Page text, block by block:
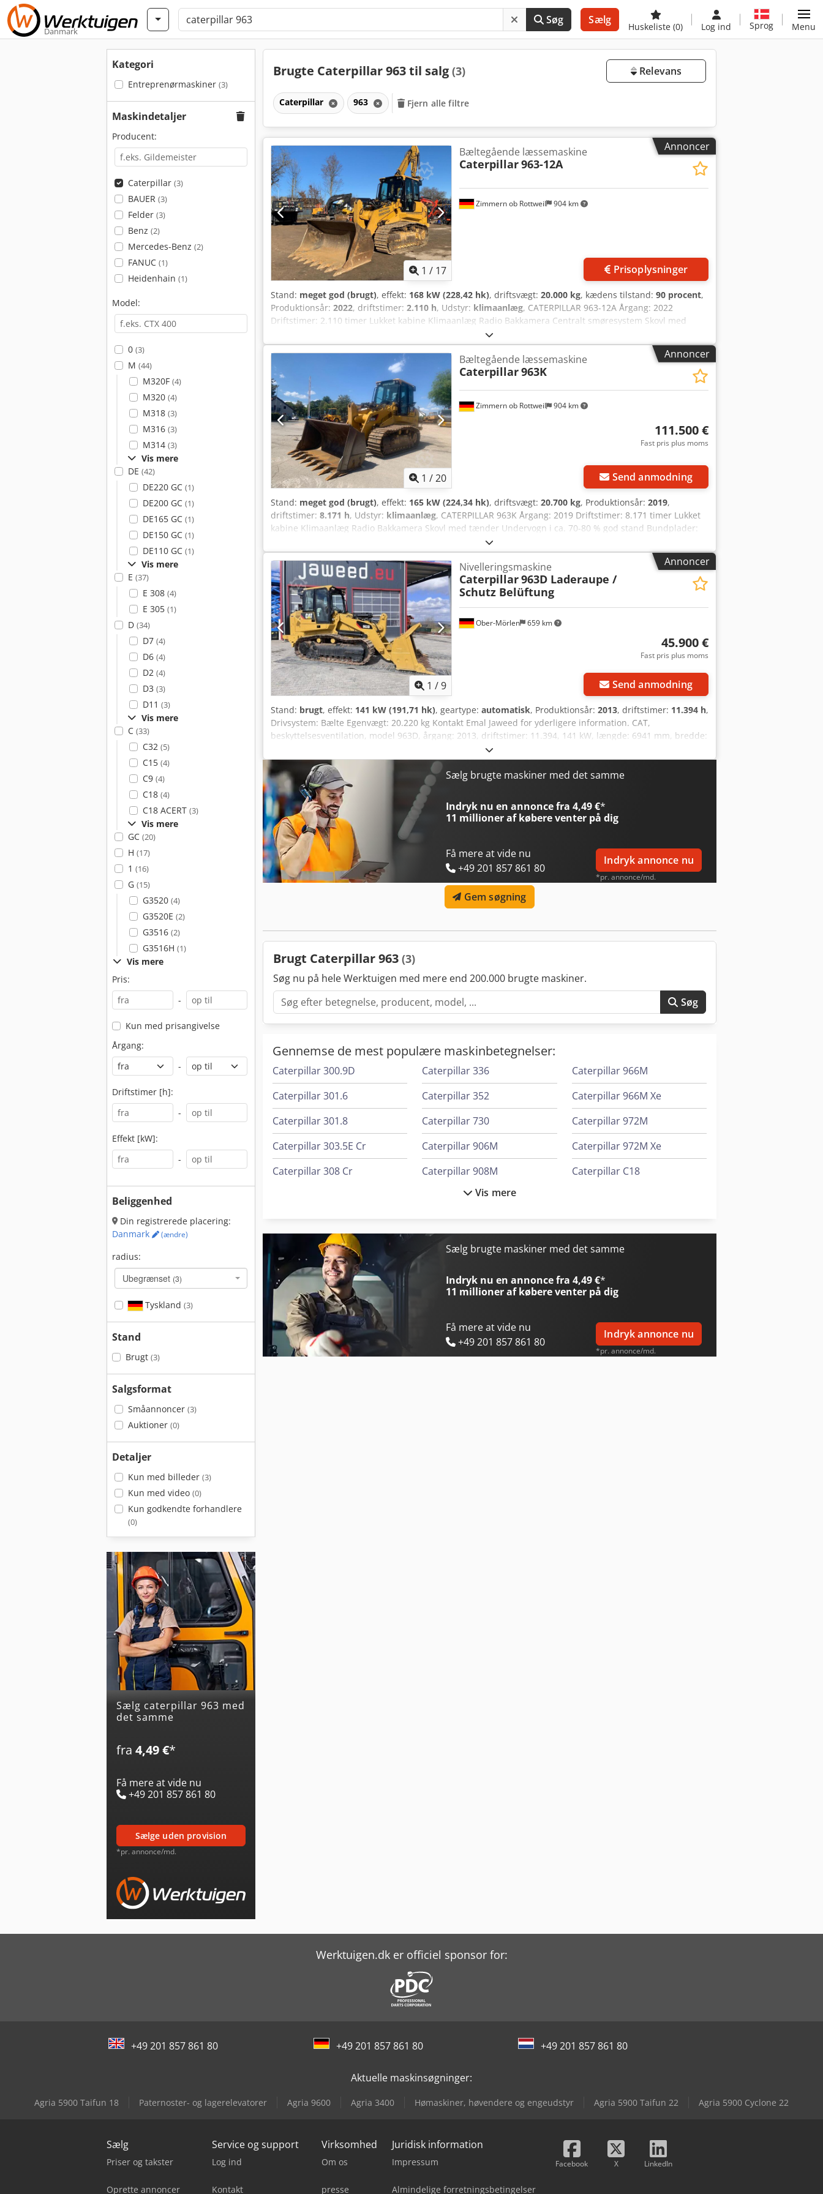
Danmark
Søg Sælg
Huskeliste (0) Log ind Sprog Menu
Kategori
Entreprenørmaskiner (3)
Maskindetaljer
Producent:
Caterpillar (3)
BAUER (3)
Felder (3)
Benz (2)
Mercedes-Benz (2)
FANUC (1)
Heidenhain (1)
Model:
0 (3)
M (44)
M320F (4)
M320 (4)
M318 (3)
M316 (3)
M314 (3)
Vis mere
DE (42)
DE220 GC (1)
DE200 GC (1)
DE165 GC (1)
DE150 GC (1)
DE110 GC (1)
Vis mere
E (37)
E 308 (4)
E 305 (1)
D (34)
D7 (4)
D6 (4)
D2 (4)
D3 (3)
D11 (3)
Vis mere
C (33)
C32 (5)
C15 (4)
C9 (4)
C18 (4)
C18 ACERT (3)
Vis mere
GC (20)
H (17)
1 (16)
G (15)
G3520 (4)
G3520E (2)
G3516 (2)
G3516H (1)
Vis mere
Pris:
-
Kun med prisangivelse
Årgang:
-
Driftstimer [h]:
-
Effekt [kW]:
-
Beliggenhed
Din registrerede placering:
Danmark
(ændre)
radius:
Ubegrænset (3)
Tyskland (3)
Stand
Brugt (3)
Salgsformat
Småannoncer (3)
Auktioner (0)
Detaljer
Kun med billeder (3)
Kun med video (0)
Kun godkendte forhandlere
(0)
Sælg caterpillar 963 med
det samme
fra 4,49 €*
Få mere at vide nu
+49 201 857 861 80
sælge uden provision
*pr. annonce/md.
Brugte Caterpillar 963 til salg (3) Relevans
Caterpillar 963 Fjern alle filtre
Annoncer
1 / 17
Zimmern ob Rottweil 904 km
Bæltegående læssemaskine
Caterpillar963-12A
Prisoplysninger
Stand: meget god (brugt), effekt: 168 kW (228,42 hk), driftsvægt: 20.000 kg, kædens tilstand: 90 procent,
Produktionsår: 2022, driftstimer: 2.110 h, Udstyr: klimaanlæg, CATERPILLAR 963-12A Årgang: 2022
Driftstimer: 2.110 timer Lukket kabine Klimaanlæg Radio Bakkamera Centralt smøresystem Skovl med
tænder Understel i ca. 90 % god stand Bundplader: 550 mm brede Dcedpfx Ajyidn Tshisk CAT C7.1 motor
med 168,9 kW Riveventil CE/EPA Driftvægt: 20 ton.
Annoncer
1 /20
Zimmern ob Rottweil 904 km
Bæltegående læssemaskine
Caterpillar963K
111.500 €
Fast pris plus moms
Send anmodning
Stand: meget god (brugt), effekt: 165 kW (224,34 hk), driftsvægt: 20.700 kg, Produktionsår: 2019,
driftstimer: 8.171 h, Udstyr: klimaanlæg, CATERPILLAR 963K Årgang: 2019 Driftstimer: 8.171 timer Lukket
kabine Klimaanlæg Radio Bakkamera Skovl med tænder Undervogn i ca. 70-80 % god stand Bundplader:
550 mm brede Motor med 165 kW Djdpfsznirpsx Ahijck Riveventil CE/EPA Driftsvægt: 20,7 ton.
Annoncer
1 /9
Ober-Mörlen 659 km
Nivelleringsmaskine
Caterpillar963D Laderaupe /
Schutz Belüftung
45.900 €
Fast pris plus moms
Send anmodning
Stand: brugt, effekt: 141 kW (191,71 hk), geartype: automatisk, Produktionsår: 2013, driftstimer: 11.394 h,
Drivsystem: Bælte Egenvægt: 20.220 kg Kontakt Emal Jaweed for yderligere information. CAT,
beskyttelsesventilation, model 963D, årgang: 2013, driftstimer: 11.394, 141 kW, længde: 6941 mm, bredde:
2400 mm, højde: 3335 mm, vægt: 20.220 kg, Euro III a, slagvolumen: 6,6 l, maks. hastighed: 10 km/t, radio,
klimaanlæg, USB/AUX, lydsystem, bakkamera, stålbælter, kabinelys, arbejdslygter, stikdåse: 12V, video
tilgængelig, meget god stand! Øvrigt: * Vi tilbyder mere end 200 enheder til salg. * Beliggenhed: Kun 30
km nord for Frankfurt/M Lufthavn. * Finansiering og leasing muligt. * Specialister i transport & shipping i
hele verden. * Der tages forbehold for tryk- og skrivefejl. * Mellemsalg og ændringer forbeholdes. * Bytte
er muligt! Dcedpfsyn Nf Dox Ahisk * Ved køb af køretøj eller salg af brugt maskine gælder udelukkende
Jaweed GmbH's salgs- og leveringsbetingelser (AGB). * Flere informationer samt vores generelle
betingelser findes på vores hjemmeside. Salget sker efter vores gældende salgs- og leveringsbetingelser
(AGB).
Sælg brugte maskiner med det samme
Indryk nu en annonce fra 4,49 €*
11 millioner af købereventer på dig
Få mere at vide nu
+49 201 857 861 80
Indryk annonce nu
*pr. annonce/md.
Gem søgning
Brugt Caterpillar 963 (3)
Søg nu på hele Werktuigen med mere end 200.000 brugte maskiner.
Søg
Gennemse de mest populære maskinbetegnelser:
Caterpillar 300.9D
Caterpillar 301.6
Caterpillar 301.8
Caterpillar 303.5E Cr
Caterpillar 308 Cr
Caterpillar 323
Caterpillar 330
Caterpillar 336
Caterpillar 352
Caterpillar 730
Caterpillar 906M
Caterpillar 908M
Caterpillar 930M
Caterpillar 950M
Caterpillar 966M
Caterpillar 966M Xe
Caterpillar 972M
Caterpillar 972M Xe
Caterpillar C18
Vis mere
Sælg brugte maskiner med det samme
Indryk nu en annonce fra 4,49 €*
11 millioner af købereventer på dig
Få mere at vide nu
+49 201 857 861 80
Indryk annonce nu
*pr. annonce/md.
Werktuigen.dk er officiel sponsor for:
+49 201 857 861 80 +49 201 857 861 80 +49 201 857 861 80
Aktuelle maskinsøgninger:
Agria 5900 Taifun 18 Paternoster- og lagerelevatorer Agria 9600 Agria 3400 Hømaskiner, høvendere og engeudstyr Agria 5900 Taifun 22 Agria 5900 Cyclone 22
Sælg
Priser og takster
Oprette annoncer
Service og support
Log ind
Kontakt
Virksomhed
Om os
presse
Juridisk information
Impressum
Almindelige forretningsbetingelser
Facebook X LinkedIn